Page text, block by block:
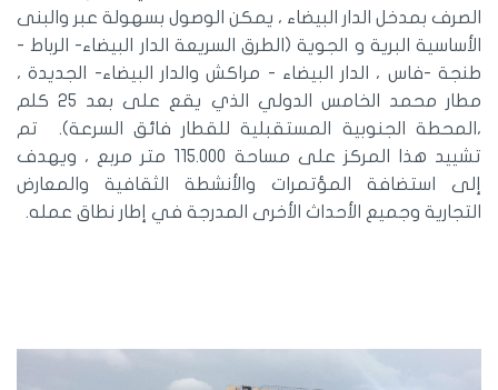
الصرف بمدخل الدار البيضاء ، يمكن الوصول بسهولة عبر والبنى
الأساسية البرية و الجوية (الطرق السريعة الدار البيضاء- الرباط -
طنجة -فاس ، الدار البيضاء - مراكش والدار البيضاء- الجديدة ،
مطار محمد الخامس الدولي الذي يقع على بعد 25 كلم
،المحطة الجنوبية المستقبلية للقطار فائق السرعة). تم
تشييد هذا المركز على مساحة 115.000 متر مربع ، ويهدف
إلى استضافة المؤتمرات والأنشطة الثقافية والمعارض
التجارية وجميع الأحداث الأخرى المدرجة في إطار نطاق عمله.